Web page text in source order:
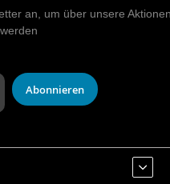
an, um über unsere
Abonnieren